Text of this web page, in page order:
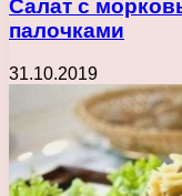
Салат с
палочками
31.10.2019